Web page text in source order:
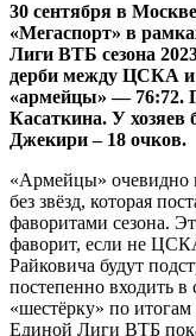
30 сентября в
«Мегаспорт» в
Лиги ВТБ сезона
дерби между ЦСКА
«армейцы» — 76:72.
Касаткина. У хозяев
Джекири – 18 очков.
«Армейцы» очевидно
без звёзд, которая
фаворитами сезона.
фаворит, если не
Райковича будут
постепенно входить в
«шестёрку» по
Единой Лиги ВТБ